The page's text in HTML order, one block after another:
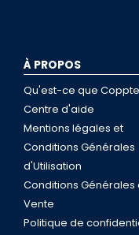
À PROPOS
Qu'est-ce que
Centre d'aide
Mentions légales et
Conditions Générales
d'Utilisation
Conditions Générales
Vente
Politique de